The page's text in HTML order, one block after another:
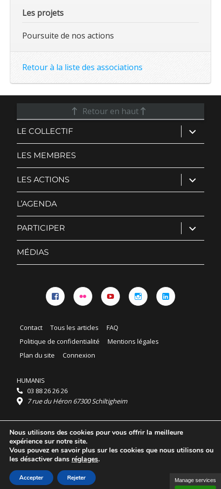
Les projets
Poursuite de nos actions
Retour à la liste des associations
Retour en haut
LE COLLECTIF ouvrir
le
sous-
LES MEMBRES
LES ACTIONS ouvrir
le
sous-
L’AGENDA
PARTICIPER ouvrir
le
sous-
MÉDIAS
Contact Tous les articles
FAQ
Politique de confidentialité
Mentions légales
Plan du site
Connexion
HUMANIS
03 88 26 26 26
7 rue du Héron 67300 Schiltigheim
Horaires :
HUMANIS : du lundi au vendredi 9h - 18h
Ordidocaz : du lundi au vendredi 8h - 19h
© 2025 HUMANIS, tous droits réservés.
Licence Creative Commons Attribution 4.0
International
Nous utilisons des cookies pour vous offrir la meilleure
expérience sur notre site.
Vous pouvez en savoir plus sur les cookies que nous utilisons ou
les désactiver dans réglages.
Accepter Rejeter Manage services